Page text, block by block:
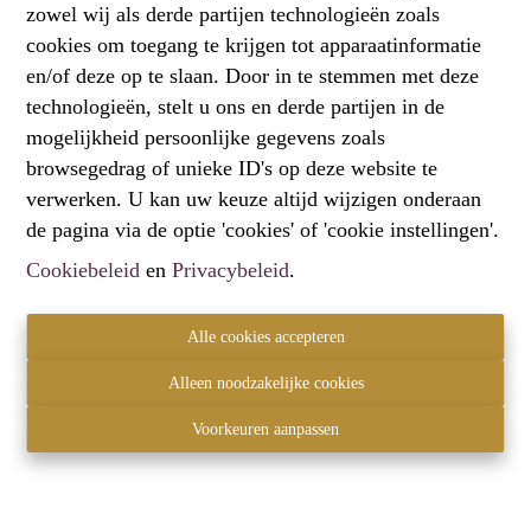
zowel wij als derde partijen technologieën zoals
cookies om toegang te krijgen tot apparaatinformatie
en/of deze op te slaan. Door in te stemmen met deze
technologieën, stelt u ons en derde partijen in de
mogelijkheid persoonlijke gegevens zoals
browsegedrag of unieke ID's op deze website te
verwerken. U kan uw keuze altijd wijzigen onderaan
de pagina via de optie 'cookies' of 'cookie instellingen'.
Cookiebeleid enPrivacybeleid.
Alle cookies accepteren
Alleen noodzakelijke cookies
Voorkeuren aanpassen
Oeps, deze pagina bestaat niet
meer
Te huur
Contact
Hartemberg Vastgoed
2820 Bonheiden
+32 472 61 60 00